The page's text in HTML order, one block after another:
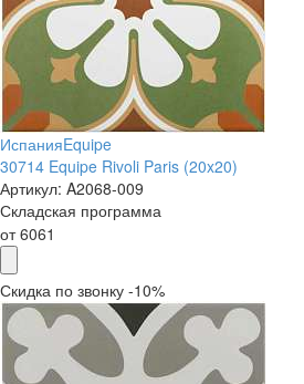
ИспанияEquipe
30714 Equipe Rivoli Paris (20x20)
Артикул: A2068-009
Складская программа
от6061
Скидка по звонку -10%